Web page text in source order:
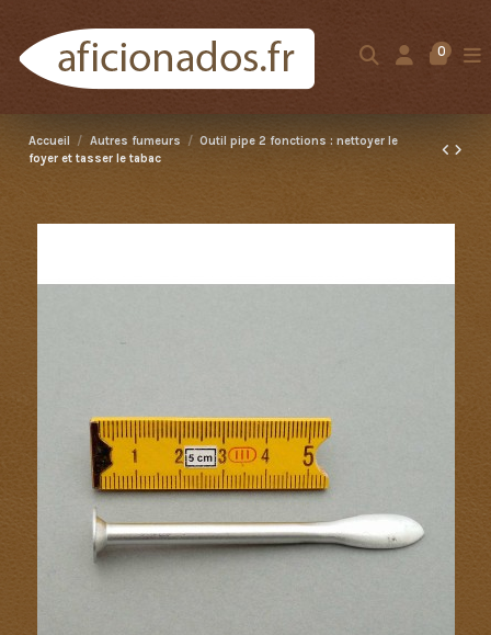
0
Accueil Autres fumeurs
Outil pipe 2 fonctions : nettoyer le
foyer et tasser le tabac